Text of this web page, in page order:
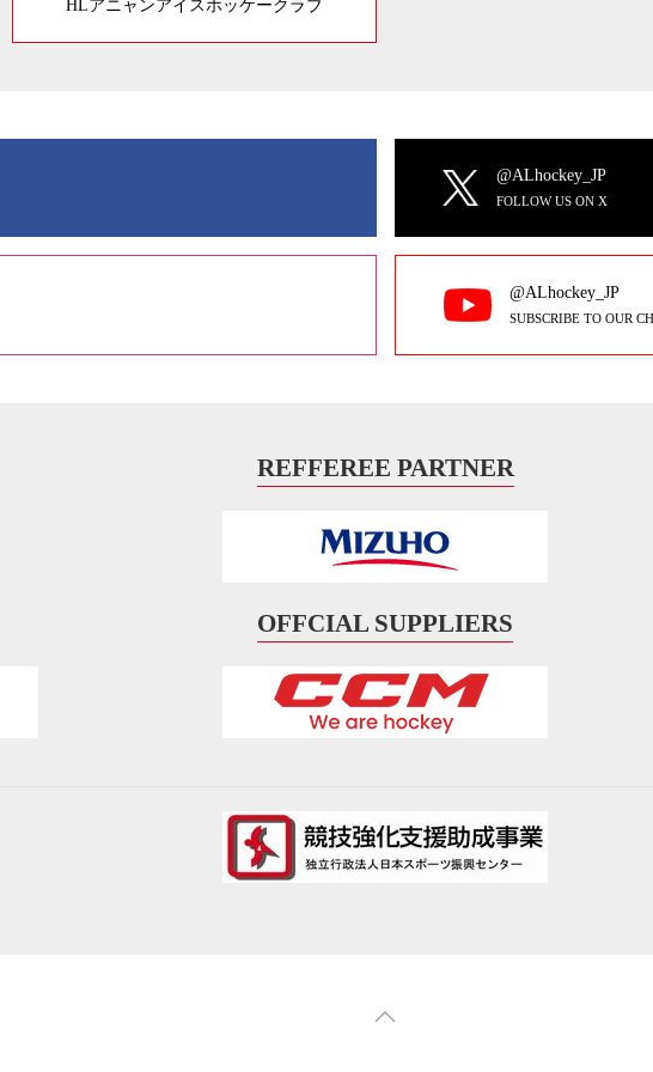
HLアニャンアイスホッケークラブ
@ALhockey_JP
FOLLOW US ON X
@ALhockey_JP
SUBSCRIBE TO OUR
REFFEREE PARTNER
OFFCIAL SUPPLIERS